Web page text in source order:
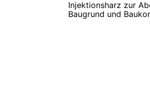
Injektionsharz zur
Baugrund und